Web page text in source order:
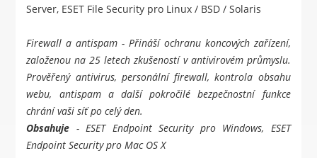
Server, ESET File Security pro Linux / BSD / Solaris
Firewall a antispam - Přináší ochranu koncových zařízení,
založenou na 25 letech zkušeností v antivirovém průmyslu.
Prověřený antivirus, personální firewall, kontrola obsahu
webu, antispam a další pokročilé bezpečnostní funkce
chrání vaši síť po celý den.
Obsahuje -ESET Endpoint Security pro Windows, ESET
Endpoint Security pro Mac OS X